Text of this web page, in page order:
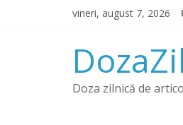
vineri, august 7, 2026
Doza zilnică de